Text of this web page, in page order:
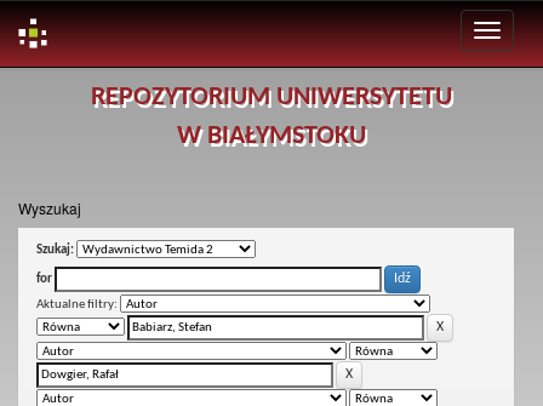
REPOZYTORIUM UNIWERSYTETU
W BIAŁYMSTOKU
Wyszukaj
Szukaj:
for
Aktualne filtry: